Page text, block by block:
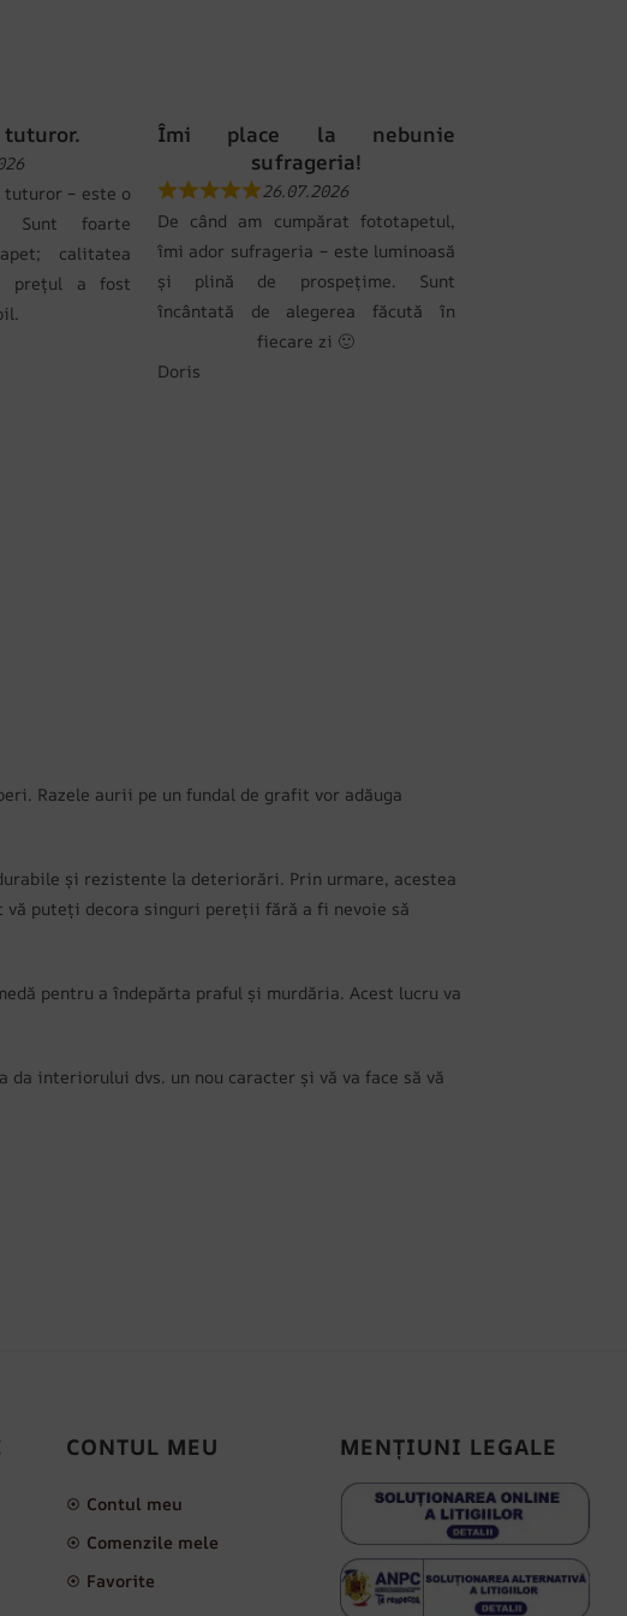
tuturor.
tuturor – este o
Sunt foarte
calitatea
prețul a fost
Îmi place la nebunie
sufrageria!
26.07.2026
De când am cumpărat fototapetul,
îmi ador sufrageria – este luminoasă
și plină de prospețime. Sunt
încântată de alegerea făcută în
fiecare zi 🙂
Doris
Razele aurii pe un fundal de grafit vor adăuga
și rezistente la deteriorări. Prin urmare, acestea
puteți decora singuri pereții fără a fi nevoie să
pentru a îndepărta praful și murdăria. Acest lucru va
interiorului dvs. un nou caracter și vă va face să vă
CONTUL MEU
Contul meu
Comenzile mele
Favorite
MENȚIUNI LEGALE